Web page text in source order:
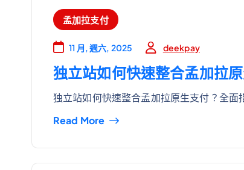
孟加拉支付
11 月, 週六, 2025 deekpay
独立站如何快速整合孟加拉
独立站如何快速整合孟加拉原生支付？全面
Read More